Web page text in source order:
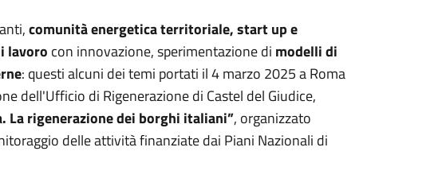
comunità energetica territoriale,start up e
lavoro con innovazione, sperimentazione di modelli di
: questi alcuni dei temi portati il 4 marzo 2025 a Roma
dell'Ufficio di Rigenerazione di Castel del Giudice,
La rigenerazione dei borghi italiani”, organizzato
delle attività finanziate dai Piani Nazionali di